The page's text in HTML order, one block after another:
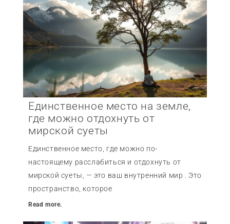
Единственное место на земле,
где можно отдохнуть от
мирской суеты
Единственное место, где можно по-
настоящему расслабиться и отдохнуть от
мирской суеты, — это ваш внутренний мир . Это
пространство, которое
Read more.